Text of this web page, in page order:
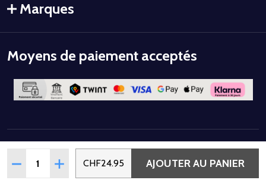
Quantité:
RÉDUIRE LA QUANTITÉ DE VERNIS SEMI-PERMANENT
AUGMENTER LA QUANTITÉ DE VERNIS SEMI-
CHF24.95 AJOUTER AU PANIER
Marques
Moyens de paiement acceptés
Colorstyle.